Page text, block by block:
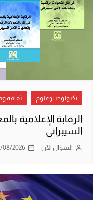
تكنولوجيا وعلوم ثقافة
الرقابة الإعلامية
السيبراني
السؤال الآن 08/2026